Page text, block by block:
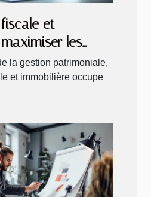
et
les
location
la gestion patrimoniale,
et immobilière occupe